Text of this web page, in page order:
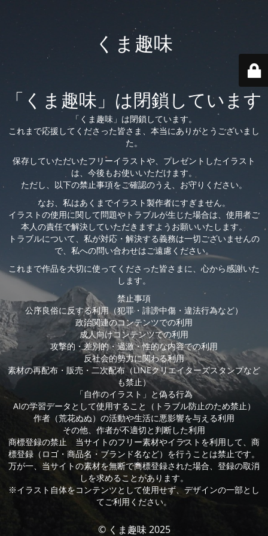
くま趣味
「くま趣味」は閉鎖しています
「くま趣味」は閉鎖しています。
これまで応援してくださった皆さま、本当にありがとうございまし
た。
保存していただいたフリーイラストや、プレゼントしたイラスト
は、今後もお使いいただけます。
ただし、以下の禁止事項をご確認のうえ、お守りください。
なお、私はあくまでイラスト製作者にすぎません。
イラストの使用に関して問題やトラブルが生じた場合は、使用者ご
本人の責任で解決していただきますようお願いいたします。
トラブルについて、私が対応・解決する義務は一切ございませんの
で、私への問い合わせはご遠慮ください。
これまで作品を大切に使ってくださった皆さまに、心から感謝いた
します。
禁止事項
公序良俗に反する利用（犯罪・誹謗中傷・違法行為など）
政治関連のコンテンツでの利用
成人向けコンテンツでの利用
攻撃的・差別的・過激・性的な内容での利用
反社会的勢力に関わる利用
素材の再配布・販売・二次配布（LINEクリエイターズスタンプなど
も禁止）
「自作のイラスト」と偽る行為
AIの学習データとして使用すること（トラブル防止のため禁止）
作者（荒花ぬぬ）の活動や生活に悪影響を与える利用
その他、作者が不適切と判断した利用
商標登録の禁止 当サイトのフリー素材やイラストを利用して、商
標登録（ロゴ・商品名・ブランド名など）を行うことは禁止です。
万が一、当サイトの素材を無断で商標登録された場合、登録の取消
しを求めることがあります。
※イラスト自体をコンテンツとして使用せず、デザインの一部とし
てご利用ください。
© くま趣味 2025